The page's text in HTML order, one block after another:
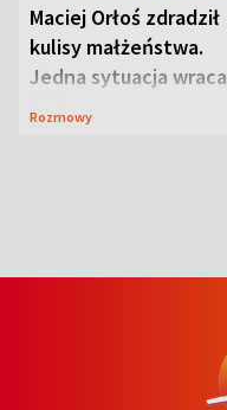
Maciej Orłoś zdradził
kulisy małżeństwa.
Jedna sytuacja wraca
jak bumerang
Rozmowy